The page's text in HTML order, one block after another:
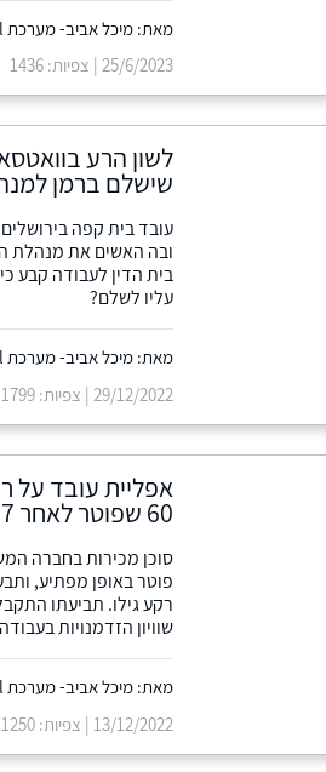
מאת: מיכל אביב- מערכת din.co.il
25/6/2023 | צפיות: 1436
לשון הרע
שישלם ברמן
עובד בית קפה
ובה האשים את מנהלת
בית הדין לעבודה קבע
עליו לשלם?
מאת: מיכל אביב- מערכת din.co.il
29/12/2022 | צפיות: 1799
אפליית עובד על
60 שפוטר לאחר 37 שנות עבודה?
סוכן מכירות בחברה
פוטר באופן מפתיע,
שוויון הזדמנויות בעבודה
מאת: מיכל אביב- מערכת din.co.il
13/12/2022 | צפיות: 1250